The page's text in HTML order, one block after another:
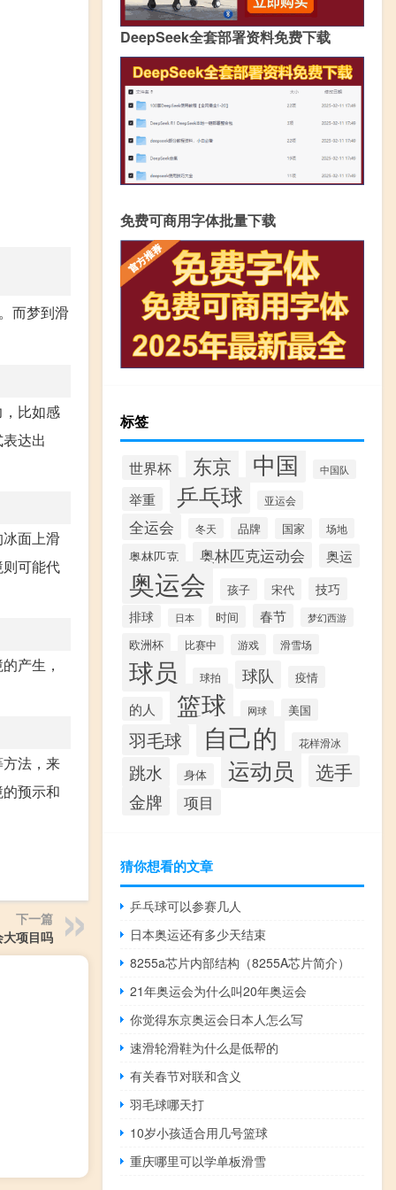
而梦到滑
比如感
达出
面上滑
可能代
产生，
法，来
预示和
下一篇
项目吗
DeepSeek全套部署资料免费下载
免费可商用字体批量下载
标签
世界杯 东京 中国 中国队
举重 乒乓球 亚运会
全运会 冬天 品牌 国家 场地
奥林匹克 奥林匹克运动会 奥运
奥运会 孩子 宋代
技巧
排球
日本 时间 春节 梦幻西游
欧洲杯 比赛中 游戏 滑雪场
球员 球拍 球队 疫情
的人 篮球 网球 美国
羽毛球 自己的 花样滑冰
跳水 身体 运动员 选手
金牌 项目
猜你想看的文章
乒乓球可以参赛几人
日本奥运还有多少天结束
8255a芯片内部结构（8255A芯片简介）
21年奥运会为什么叫20年奥运会
你觉得东京奥运会日本人怎么写
速滑轮滑鞋为什么是低帮的
有关春节对联和含义
羽毛球哪天打
10岁小孩适合用几号篮球
重庆哪里可以学单板滑雪